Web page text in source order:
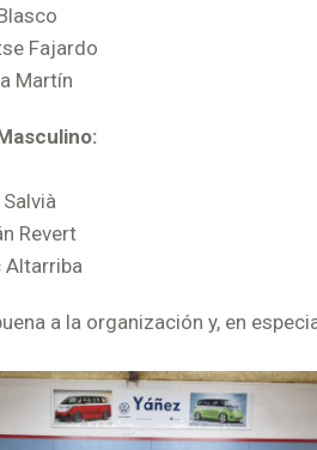
Fajardo
Martín
Revert
Altarriba
a la organización y, en